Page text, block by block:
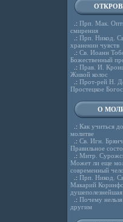
.: Прп. Мак.
смирения
.: Прп. Никод.
хранении чувств
.: Св. Иоанн
Божественный
.: Прав. И.
Живой колос
.: Прот-рей Н.
Простецкое
О
.: Как учиться
молитве
.: Св. Игн.
Правильное
.: Митр.
Может ли еще
современный
.: Прп. Никод.
Макарий
душеполезнейшая
.: Почему нельзя
другим